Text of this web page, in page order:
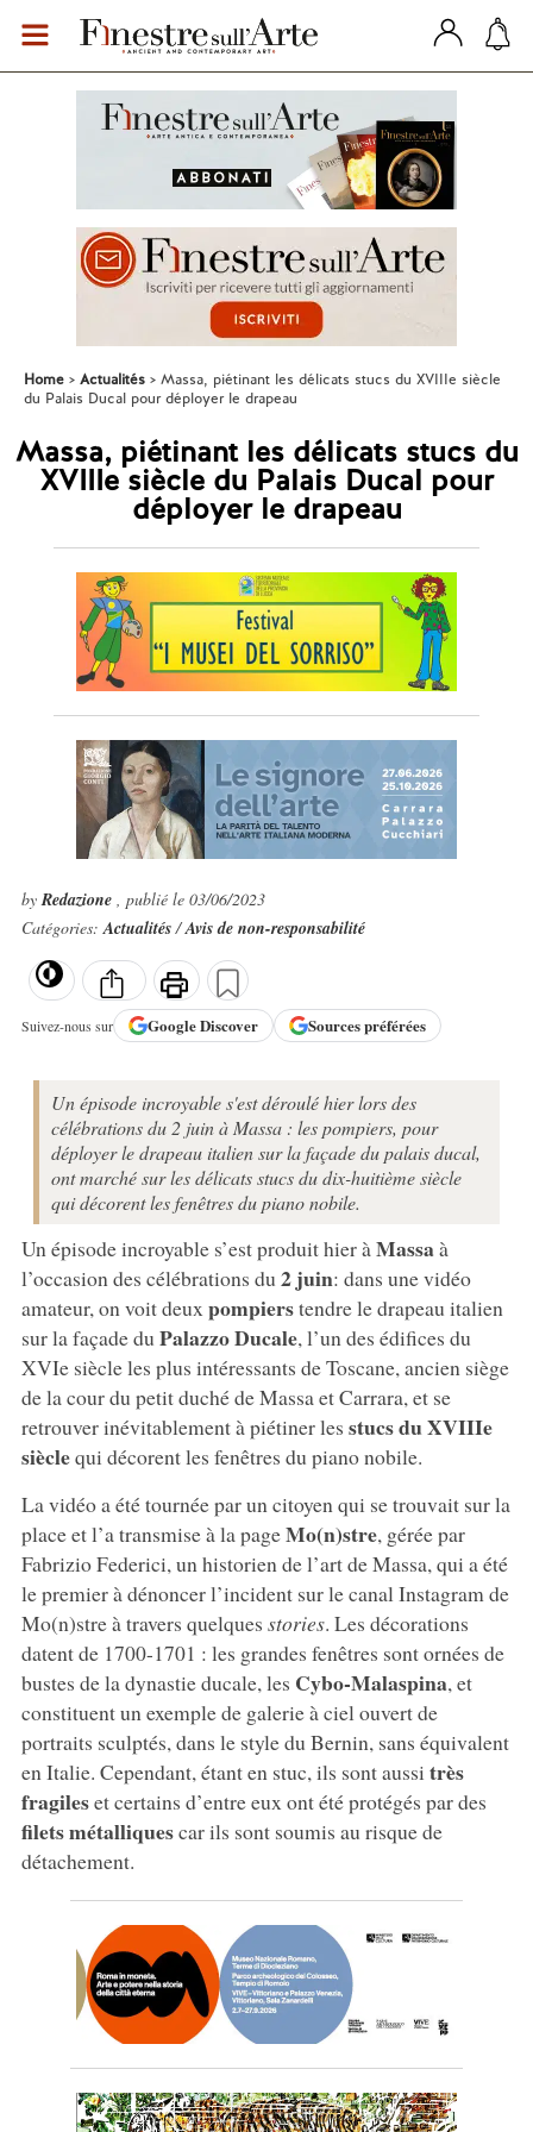
Home Actualités
Massa, piétinant les délicats stucs du XVIIIe siècle
du Palais Ducal pour déployer le drapeau
Massa, piétinant les délicats stucs du
XVIIIe siècle du Palais Ducal pour
déployer le drapeau
byRedazione , publié le 03/06/2023
Catégories:Actualités/Avis de non-responsabilité
Suivez-nous sur GoogleDiscover Sources préférées
Un épisode incroyable s'est déroulé hier lors des
célébrations du 2 juin à Massa : les pompiers, pour
déployer le drapeau italien sur la façade du palais ducal,
ont marché sur les délicats stucs du dix-huitième siècle
qui décorent les fenêtres du piano nobile.
Un épisode incroyable s’est produit hier à Massaà
l’occasion des célébrations du 2 juin: dans une vidéo
amateur, on voit deux pompierstendre le drapeau italien
sur la façade du Palazzo Ducale, l’un des édifices du
XVIe siècle les plus intéressants de Toscane, ancien siège
de la cour du petit duché de Massa et Carrara, et se
retrouver inévitablement à piétiner les stucs du XVIIIe
sièclequi décorent les fenêtres du piano nobile.
La vidéo a été tournée par un citoyen qui se trouvait sur la
place et l’a transmise à la pageMo(n)stre, gérée par
Fabrizio Federici, un historien de l’art de Massa, qui a été
le premier à dénoncer l’incident sur le canal Instagram de
Mo(n)stre à travers quelques stories. Les décorations
datent de 1700-1701 : les grandes fenêtres sont ornées de
bustes de la dynastie ducale, les Cybo-Malaspina, et
constituent un exemple de galerie à ciel ouvert de
portraits sculptés, dans le style du Bernin, sans équivalent
en Italie. Cependant, étant en stuc, ils sont aussi très
fragileset certains d’entre eux ont été protégés par des
filets métalliquescar ils sont soumis au risque de
détachement.